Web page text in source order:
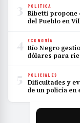
3 POLÍTICA
Ribetti propone
del Pueblo en
4 ECONOMÍA
Río Negro
dólares para
5 POLICIALES
Dificultades y
de un policía en